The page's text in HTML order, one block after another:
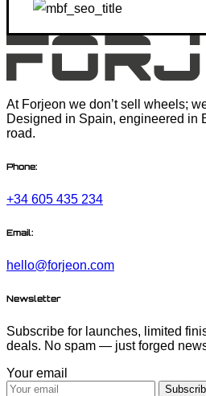
At Forjeon we don’t sell wheels;
Designed in Spain, engineered in
road.
Phone:
+34 605 435 234
Email:
hello@forjeon.com
Newsletter
Subscribe for launches, limited
deals. No spam — just forged
Your email